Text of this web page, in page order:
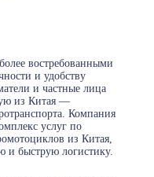
востребованными
и удобству
и частные лица
из Китая —
Компания
услуг по
из Китая,
и быструю логистику.